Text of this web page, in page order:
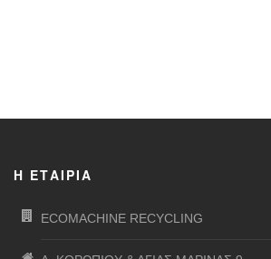
Η ΕΤΑΙΡΊΑ
ECOMACHINE RECYCLING